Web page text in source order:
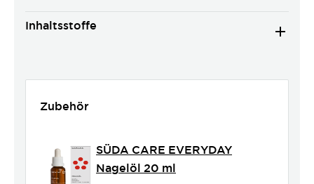
Inhaltsstoffe
Zubehör
SÜDA CARE EVERYDAY
Nagelöl 20 ml